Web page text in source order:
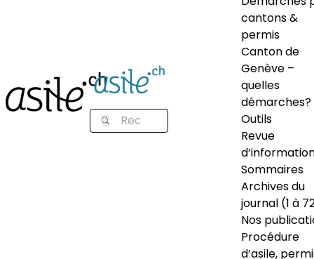
cantons &
permis
Canton de
Genève –
quelles
démarches?
Outils
Revue
Sommaires
Archives du
journal (1 à
Nos
Procédure
d’asile,